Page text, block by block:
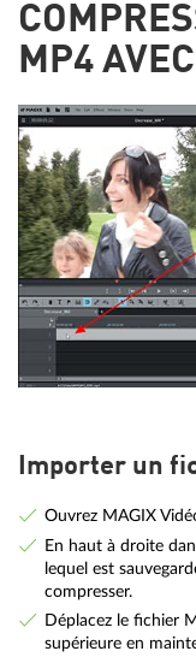
MP4
Importer un
Ouvrez MAGIX
En haut à droite
lequel est
compresser.
Déplacez le fichier
supérieure en